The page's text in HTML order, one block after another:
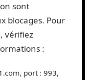
sont
blocages. Pour
vérifiez
:
port : 993,